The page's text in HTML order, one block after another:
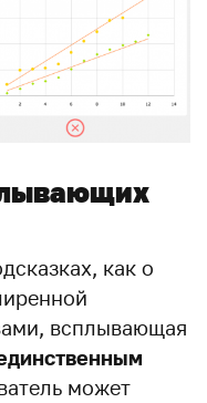
как о
всплывающая
может